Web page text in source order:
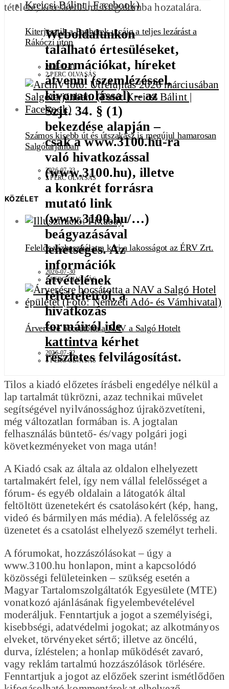
Kiterjesztik a Papberek utcáig a teljes lezárást a
Rákóczi úton
2026-07-31
2 PERC OLVASÁS
Számos kisebb út és útszakasz is megújul hamarosan
Salgótarjánban
2026-07-23
2 PERC OLVASÁS
KÖZÉLET
Felelős vízhasználatra kéri a lakosságot az ÉRV Zrt.
2026-07-30
1 PERC OLVASÁS
Árverésre bocsátotta a NAV a Salgó Hotelt
2026-07-22
1 PERC OLVASÁS
tételére, kereskedelmi forgalomba hozatalára.
Weboldalunkon
található értesüléseket,
információkat, híreket
átvenni (szemlézéssel,
kivonatolással) – az
Szjt. 34. § (1)
bekezdése alapján –
csak a www.3100.hu-ra
való hivatkozással
(www.3100.hu), illetve
a konkrét forrásra
mutató link
(www.3100.hu/…)
beágyazásával
lehetséges. Az
információk
átvételének
feltételeiről, a
hivatkozás
formáirólide
kattintvakérhet
részletes felvilágosítást.
Tilos a kiadó előzetes írásbeli engedélye nélkül a
lap tartalmát tükrözni, azaz technikai művelet
segítségével nyilvánossághoz újraközvetíteni,
még változatlan formában is. A jogtalan
felhasználás büntető- és/vagy polgári jogi
következményeket von maga után!
A Kiadó csak az általa az oldalon elhelyezett
tartalmakért felel, így nem vállal felelősséget a
fórum- és egyéb oldalain a látogatók által
feltöltött üzenetekért és csatolásokért (kép, hang,
videó és bármilyen más média). A felelősség az
üzenetet és a csatolást elhelyező személyt terheli.
A fórumokat, hozzászólásokat – úgy a
www.3100.hu honlapon, mint a kapcsolódó
közösségi felületeinken – szükség esetén a
Magyar Tartalomszolgáltatók Egyesülete (MTE)
vonatkozó ajánlásának figyelembevételével
moderáljuk. Fenntartjuk a jogot a személyiségi,
kisebbségi, adatvédelmi jogokat; az alkotmányos
elveket, törvényeket sértő; illetve az öncélú,
durva, ízléstelen; a honlap működését zavaró,
vagy reklám tartalmú hozzászólások törlésére.
Fenntartjuk a jogot az előzőek szerint ismétlődően